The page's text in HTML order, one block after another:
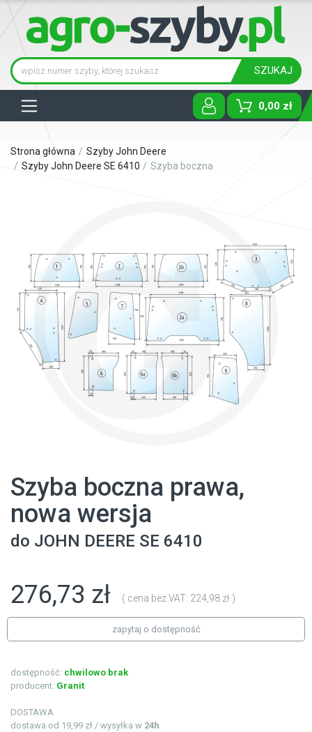
SZUKAJ
0,00 zł
Strona główna
Szyby John Deere
Szyby John Deere SE 6410
Szyba boczna
Szyba boczna prawa,
nowa wersja
do JOHN DEERE SE 6410
276,73 zł ( cena bez VAT: 224,98 zł )
zapytaj o dostępność
dostępność: chwilowo brak
producent: Granit
DOSTAWA
dostawa od 19,99 zł / wysyłka w 24h